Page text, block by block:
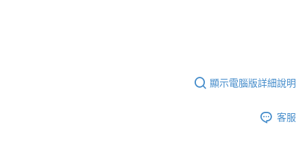
顯示電腦版詳細說明
客服